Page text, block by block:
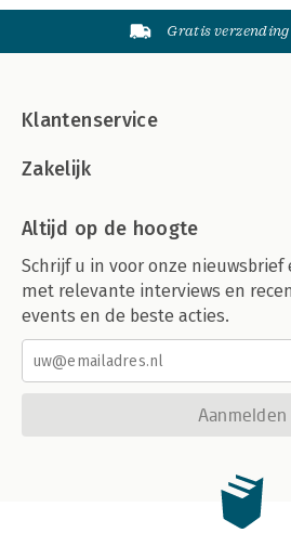
Gratis
Klantenservice
Zakelijk
Altijd op de hoogte
Schrijf u in voor onze
met relevante interviews en
events en de beste acties.
Aanmelden